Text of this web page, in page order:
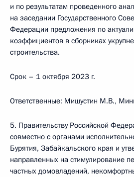
и по результатам проведенного
на заседании Государственного
Федерации предложения по
коэффициентов в сборниках
строительства.
Срок – 1 октября 2023 г.
Ответственные: Мишустин М.В.,
5. Правительству Российской
совместно с органами
Бурятия, Забайкальского края и
направленных на стимулирование
частных домовладений,